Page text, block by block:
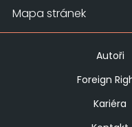
Mapa stránek
Autoři
Foreign
Kariéra